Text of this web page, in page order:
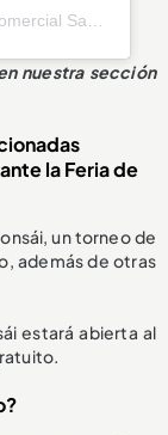
Una publicación compartida de Centro Comercial Sandiego (@sandiegocc)
nuestra sección
la Feria de
un torneo de
además de otras
estará abierta al